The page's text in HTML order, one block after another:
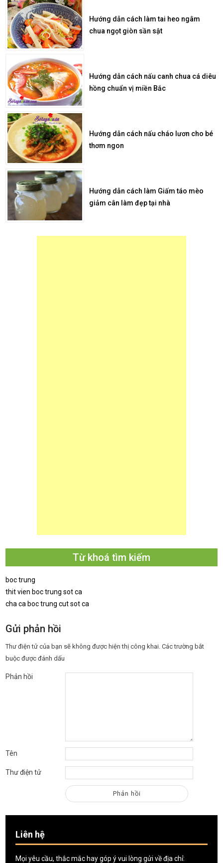
Hướng dẫn cách làm tai heo ngâm
chua ngọt giòn sần sật
Hướng dẫn cách nấu canh chua cá diêu
hồng chuẩn vị miền Bắc
Hướng dẫn cách nấu cháo lươn cho bé
thơm ngon
Hướng dẫn cách làm Giấm táo mèo
giảm cân làm đẹp tại nhà
Từ khoá tìm kiếm
boc trung
thit vien boc trung sot ca
cha ca boc trung cut sot ca
Gửi phản hồi
Thư điện tử của bạn sẽ không được hiện thị công khai. Các trường bắt
buộc được đánh dấu
Phản hồi
Tên
Thư điện tử
Liên hệ
Mọi yêu cầu, thắc mắc hay góp ý vui lòng gửi về địa chỉ: